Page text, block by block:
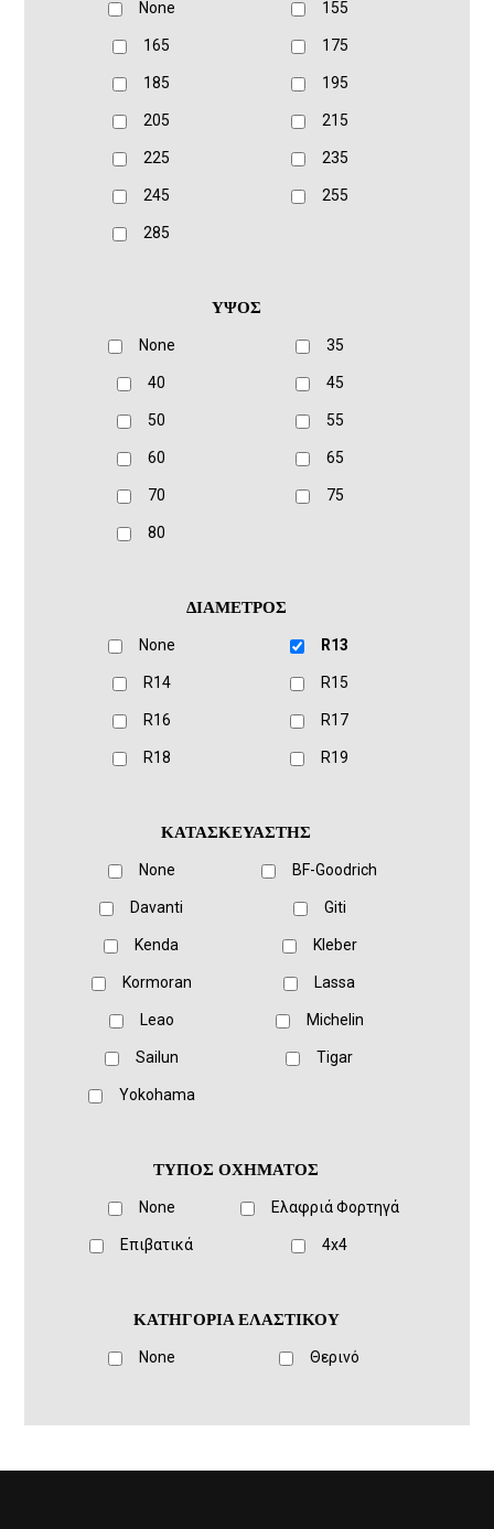
None 155
165 175
185 195
205 215
225 235
245 255
285
ΥΨΟΣ
None 35
40 45
50 55
60 65
70 75
80
ΔΙΑΜΕΤΡΟΣ
None R13
R14 R15
R16 R17
R18 R19
ΚΑΤΑΣΚΕΥΑΣΤΗΣ
None BF-Goodrich
Davanti Giti
Kenda Kleber
Kormoran Lassa
Leao Michelin
Sailun Tigar
Yokohama
ΤΥΠΟΣ ΟΧΗΜΑΤΟΣ
None Ελαφριά Φορτηγά
Eπιβατικά 4x4
ΚΑΤΗΓΟΡΙΑ ΕΛΑΣΤΙΚΟΥ
None Θερινό